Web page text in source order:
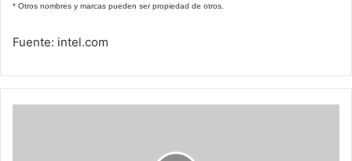
* Otros nombres y marcas pueden ser propiedad de otros.
Fuente: intel.com